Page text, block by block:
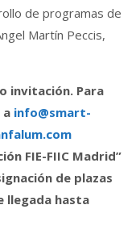
de programas de
Martín Peccis,
invitación. Para
a info@smart-
FIE-FIIC Madrid”
de plazas
llegada hasta